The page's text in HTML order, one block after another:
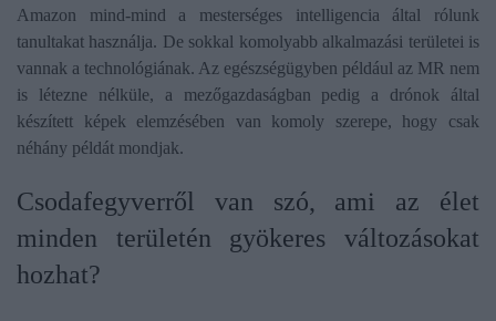
Amazon mind-mind a mesterséges intelligencia által rólunk
tanultakat használja. De sokkal komolyabb alkalmazási területei is
vannak a technológiának. Az egészségügyben például az MR nem
is létezne nélküle, a mezőgazdaságban pedig a drónok által
készített képek elemzésében van komoly szerepe, hogy csak
néhány példát mondjak.
​Csodafegyverről van szó, ami az élet
minden területén gyökeres változásokat
hozhat?